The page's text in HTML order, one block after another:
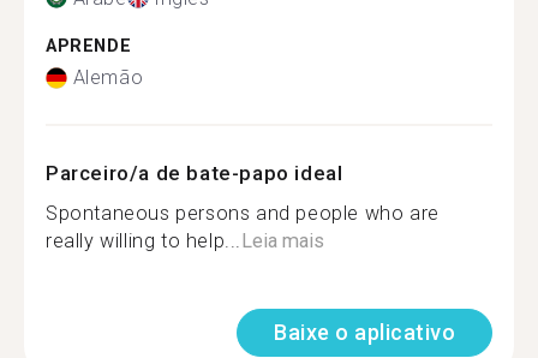
APRENDE
Alemão
Parceiro/a de bate-papo ideal
Spontaneous persons and people who are
really willing to help...Leia mais
Baixe o aplicativo